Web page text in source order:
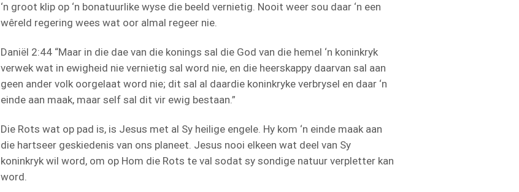
‘n groot klip op ‘n bonatuurlike wyse die beeld vernietig. Nooit weer sou daar ‘n een
wêreld regering wees wat oor almal regeer nie.
Daniël 2:44 “Maar in die dae van die konings sal die God van die hemel ‘n koninkryk
verwek wat in ewigheid nie vernietig sal word nie, en die heerskappy daarvan sal aan
geen ander volk oorgelaat word nie; dit sal al daardie koninkryke verbrysel en daar ‘n
einde aan maak, maar self sal dit vir ewig bestaan.”
Die Rots wat op pad is, is Jesus met al Sy heilige engele. Hy kom ‘n einde maak aan
die hartseer geskiedenis van ons planeet. Jesus nooi elkeen wat deel van Sy
koninkryk wil word, om op Hom die Rots te val sodat sy sondige natuur verpletter kan
word.